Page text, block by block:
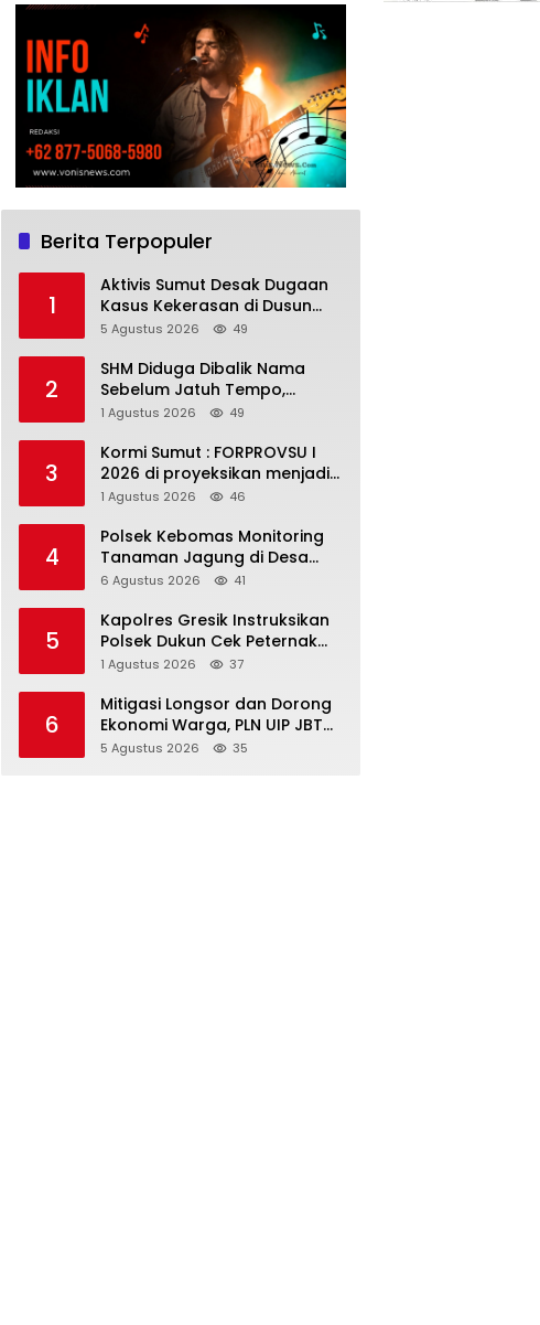
Berita Terpopuler
1
Aktivis Sumut Desak Dugaan
Kasus Kekerasan di Dusun
Balakka, Desa Gunung
5 Agustus 2026 49
2
SHM Diduga Dibalik Nama
Sebelum Jatuh Tempo,
Warga Gresik Gugat
Somasi Kepala Desa
1 Agustus 2026 49
3
Kormi Sumut : FORPROVSU I
2026 di proyeksikan menjadi
ajang Festival Olahraga
terbanyak di Indonesia
1 Agustus 2026 46
4
Polsek Kebomas Monitoring
Tanaman Jagung di Desa
Kembangan, Perkuat
Nasional
6 Agustus 2026 41
5
Kapolres Gresik Instruksikan
Polsek Dukun Cek Peternak
Kambing, Perkuat Ketahanan
1 Agustus 2026 37
6
Mitigasi Longsor dan Dorong
Ekonomi Warga, PLN UIP JBTB
Salurkan Bantuan Konservasi
5 Agustus 2026 35